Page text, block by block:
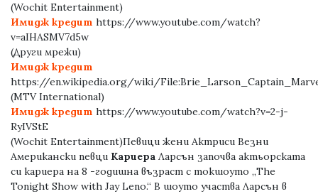
(Wochit Entertainment)
Имидж кредит https://www.youtube.com/watch?
v=aIHASMV7d5w
(Други мрежи)
Имидж кредит
https://en.wikipedia.org/wiki/
(MTV International)
Имидж кредит https://www.youtube.com/watch?v=2-j-
RyIVStE
(Wochit Entertainment)Певици жени Актриси Везни
Американски певци Кариера Ларсън започва актьорската
си кариера на 8 -годишна възраст с токшоуто „The
Tonight Show with Jay Leno.“ В шоуто участва Ларсън в